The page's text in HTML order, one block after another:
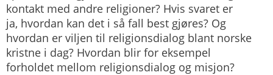
kontakt med andre religioner? Hvis svaret er
ja, hvordan kan det i så fall best gjøres? Og
hvordan er viljen til religionsdialog blant norske
kristne i dag? Hvordan blir for eksempel
forholdet mellom religionsdialog og misjon?